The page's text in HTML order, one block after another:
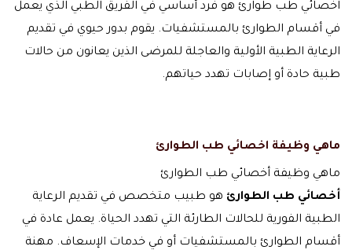
اخصائي طب طوارئ هو فرد أساسي في الفريق الطبي الذي يعمل
في أقسام الطوارئ بالمستشفيات. يقوم بدور حيوي في تقديم
الرعاية الطبية الأولية والعاجلة للمرضى الذين يعانون من حالات
طبية حادة أو إصابات تهدد حياتهم.
ماهي وظيفة اخصائي طب الطوارئ
ماهي وظيفة أخصائي طب الطوارئ
أخصائي طب الطوارئ هو طبيب متخصص في تقديم الرعاية
الطبية الفورية للحالات الطارئة التي تهدد الحياة. يعمل عادة في
أقسام الطوارئ بالمستشفيات أو في خدمات الإسعاف. مهنة